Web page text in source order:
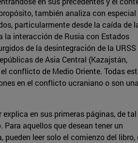
también analiza con especial
particularmente desde la caída de
la interacción de Rusia con Estados
de la desintegración de la URSS
de Asia Central (Kazajstán,
conflicto de Medio Oriente. Todas
en el conflicto ucraniano o son una
en sus primeras páginas, de tal
aquellos que desean tener un
leer solo el comienzo del libro,